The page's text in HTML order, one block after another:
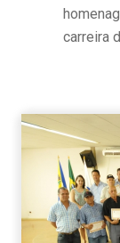
carreira